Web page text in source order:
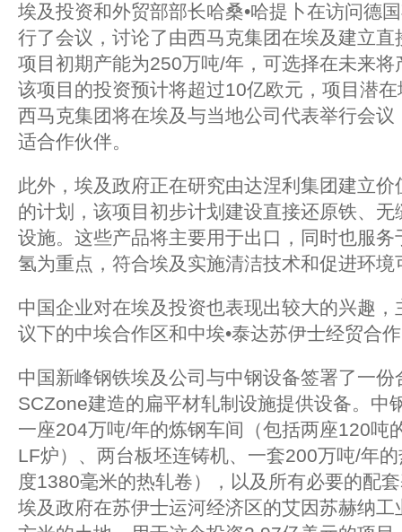
埃及投资和外贸部部长哈桑•哈提卜在访问德
行了会议，讨论了由西马克集团在埃及建立
项目初期产能为250万吨/年，可选择在未来
该项目的投资预计将超过10亿欧元，项目潜
西马克集团将在埃及与当地公司代表举行会
适合作伙伴。
此外，埃及政府正在研究由达涅利集团建立
的计划，该项目初步计划建设直接还原铁、
设施。这些产品将主要用于出口，同时也服
氢为重点，符合埃及实施清洁技术和促进环
中国企业对在埃及投资也表现出较大的兴趣，
议下的中埃合作区和中埃•泰达苏伊士经贸合
中国新峰钢铁埃及公司与中钢设备签署了一
SCZone建造的扁平材轧制设施提供设备。中
一座204万吨/年的炼钢车间（包括两座120吨
LF炉）、两台板坯连铸机、一套200万吨/年
度1380毫米的热轧卷），以及所有必要的配
埃及政府在苏伊士运河经济区的艾因苏赫纳